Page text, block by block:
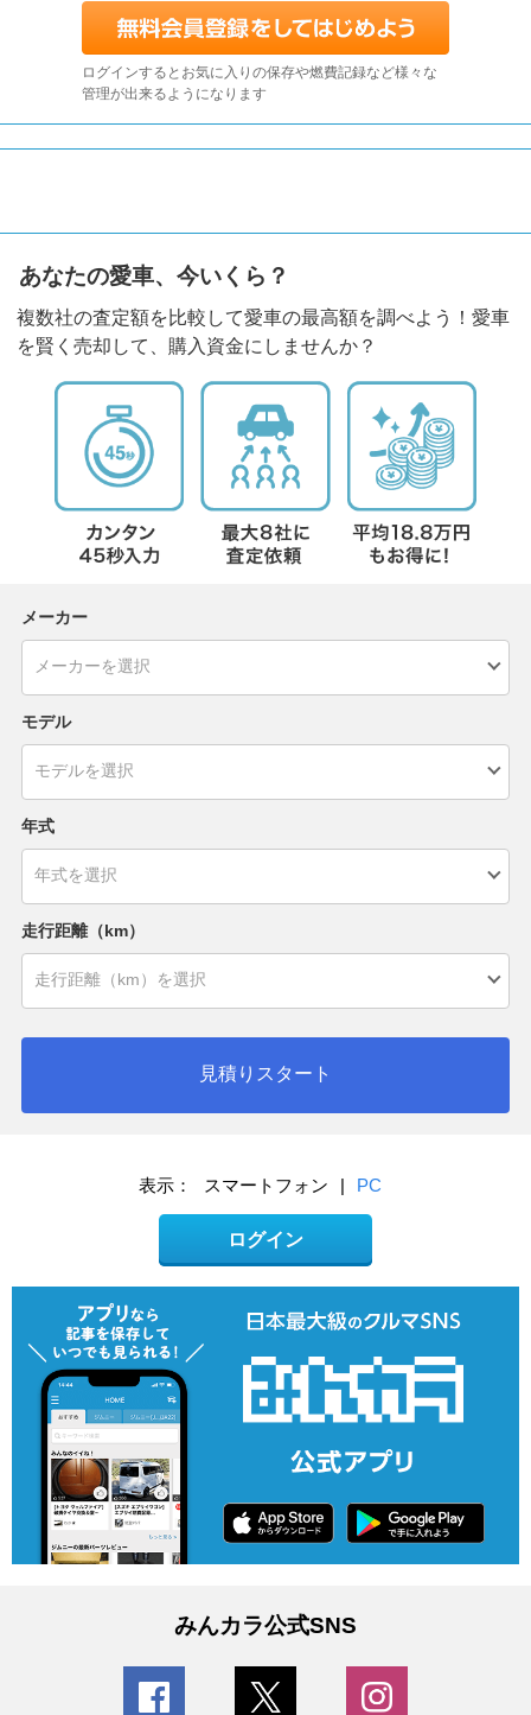
ログインするとお気に入りの保存や燃費記録など様々な
管理が出来るようになります
あなたの愛車、今いくら？
複数社の査定額を比較して愛車の最高額を調べよう！愛車
を賢く売却して、購入資金にしませんか？
メーカー
モデル
年式
走行距離（km）
見積りスタート
表示： スマートフォン | PC
ログイン
みんカラ公式SNS